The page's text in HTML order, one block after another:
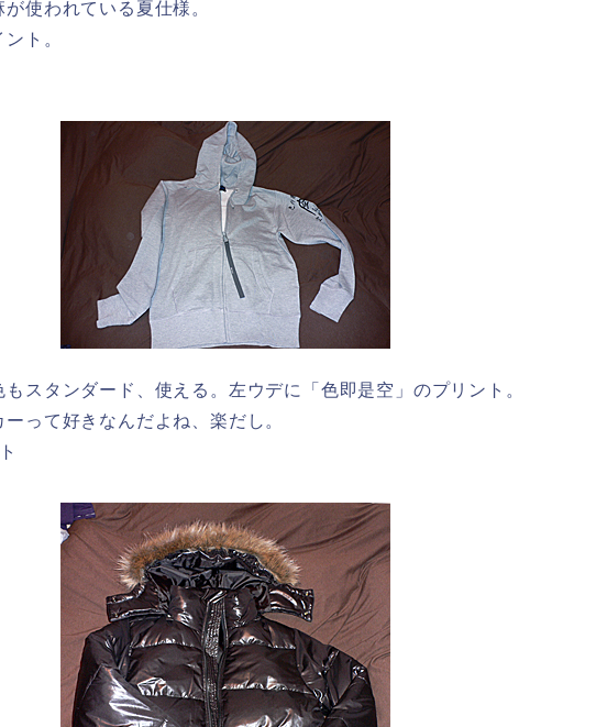
使われている夏仕様。
ト。
スタンダード、使える。左ウデに「色即是空」のプリント。
って好きなんだよね、楽だし。